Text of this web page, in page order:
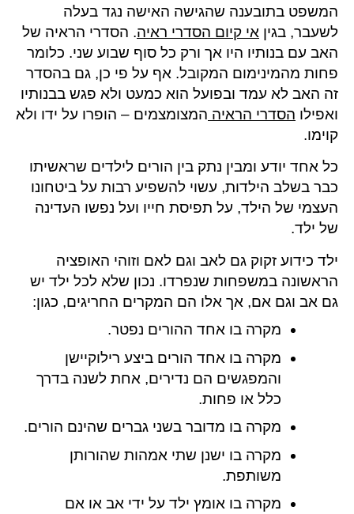
המשפט בתובענה שהגישה האישה נגד בעלה
לשעבר, בגין אי קיום הסדרי ראיה. הסדרי הראיה של
האב עם בנותיו היו אך ורק כל סוף שבוע שני. כלומר
פחות מהמינימום המקובל. אף על פי כן, גם בהסדר
זה האב לא עמד ובפועל הוא כמעט ולא פגש בבנותיו
ואפילו הסדרי הראיה המצומצמים – הופרו על ידו ולא
קוימו.
כל אחד יודע ומבין נתק בין הורים לילדים שראשיתו
כבר בשלב הילדות, עשוי להשפיע רבות על ביטחונו
העצמי של הילד, על תפיסת חייו ועל נפשו העדינה
של ילד.
ילד כידוע זקוק גם לאב וגם לאם וזוהי האופציה
הראשונה במשפחות שנפרדו. נכון שלא לכל ילד יש
גם אב וגם אם, אך אלו הם המקרים החריגים, כגון:
מקרה בו אחד ההורים נפטר.
מקרה בו אחד הורים ביצע רילוקיישן
והמפגשים הם נדירים, אחת לשנה בדרך
כלל או פחות.
מקרה בו מדובר בשני גברים שהינם הורים.
מקרה בו ישנן שתי אמהות שהורותן
משותפת.
מקרה בו אומץ ילד על ידי אב או אם